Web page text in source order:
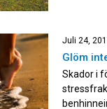
Juli 24,
Glöm
Skador i